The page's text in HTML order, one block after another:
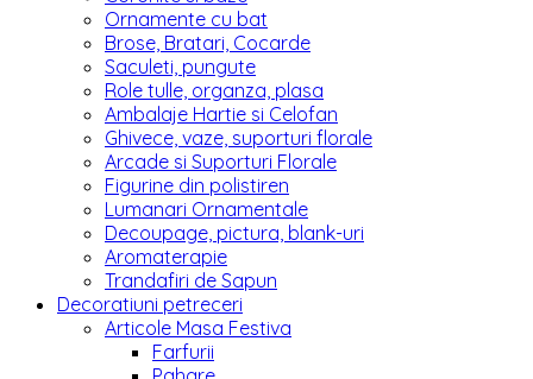
Ornamente cu bat
Brose, Bratari, Cocarde
Saculeti, pungute
Role tulle, organza, plasa
Ambalaje Hartie si Celofan
Ghivece, vaze, suporturi florale
Arcade si Suporturi Florale
Figurine din polistiren
Lumanari Ornamentale
Decoupage, pictura, blank-uri
Aromaterapie
Trandafiri de Sapun
Decoratiuni petreceri
Articole Masa Festiva
Farfurii